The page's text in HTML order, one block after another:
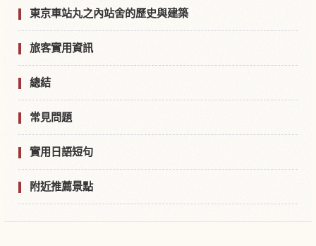
東京車站丸之內站舍的歷史與建築
旅客實用資訊
總結
常見問題
實用日語短句
附近推薦景點